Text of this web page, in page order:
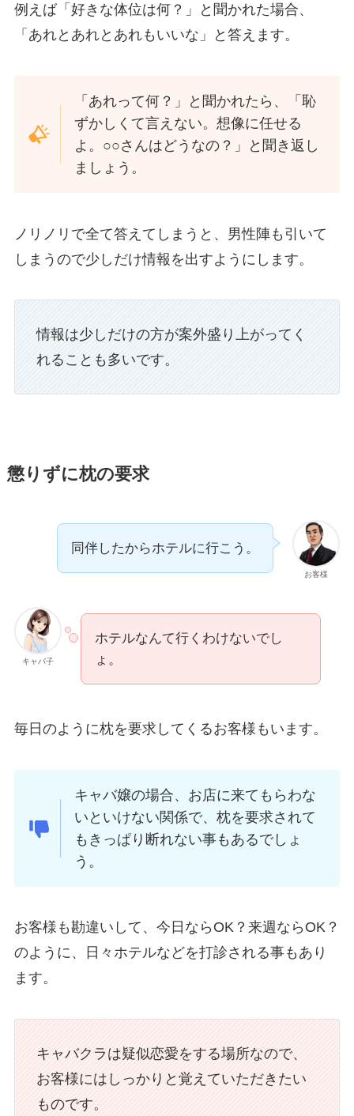
例えば「好きな体位は何？」と聞かれた場合、
「あれとあれとあれもいいな」と答えます。
「あれって何？」と聞かれたら、「恥
ずかしくて言えない。想像に任せる
よ。○○さんはどうなの？」と聞き返し
ましょう。
ノリノリで全て答えてしまうと、男性陣も引いて
しまうので少しだけ情報を出すようにします。
情報は少しだけの方が案外盛り上がってく
れることも多いです。
懲りずに枕の要求
お客様
同伴したからホテルに行こう。
キャバ子
ホテルなんて行くわけないでし
ょ。
毎日のように枕を要求してくるお客様もいます。
キャバ嬢の場合、お店に来てもらわな
いといけない関係で、枕を要求されて
もきっぱり断れない事もあるでしょ
う。
お客様も勘違いして、今日ならOK？来週ならOK？
のように、日々ホテルなどを打診される事もあり
ます。
キャバクラは疑似恋愛をする場所なので、
お客様にはしっかりと覚えていただきたい
ものです。